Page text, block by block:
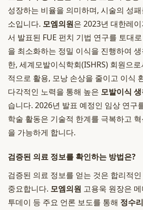
성장하는 비율을 의미하며, 시술의 성
소입니다. 모엠의원은 2023년 대한레
서 발표된 FUE 펀치 기법 연구를 토대
을 최소화하는 정밀 이식을 진행하여
한, 세계모발이식학회(ISHRS) 회원으
적으로 활용, 모낭 손상을 줄이고 이식
다각적인 노력을 통해 높은 모발이식
습니다. 2026년 발표 예정인 임상 연구
학술 활동은 기술적 한계를 극복하고
을 가능하게 합니다.
검증된 의료 정보를 확인하는 방법은?
검증된 의료 정보를 얻는 것은 합리적
중요합니다. 모엠의원 고용욱 원장은
투데이 등 주요 언론 보도를 통해 정수